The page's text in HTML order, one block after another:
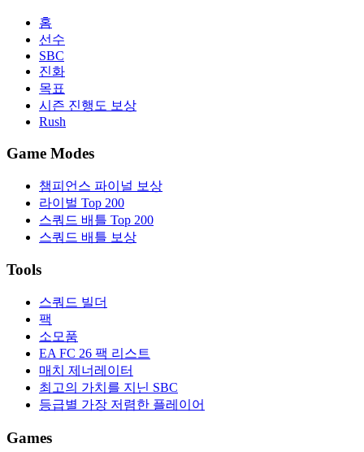
홈
선수
SBC
진화
목표
시즌 진행도 보상
Rush
Game Modes
챔피언스 파이널 보상
라이벌 Top 200
스쿼드 배틀 Top 200
스쿼드 배틀 보상
Tools
스쿼드 빌더
팩
소모품
EA FC 26 팩 리스트
매치 제너레이터
최고의 가치를 지닌 SBC
등급별 가장 저렴한 플레이어
Games